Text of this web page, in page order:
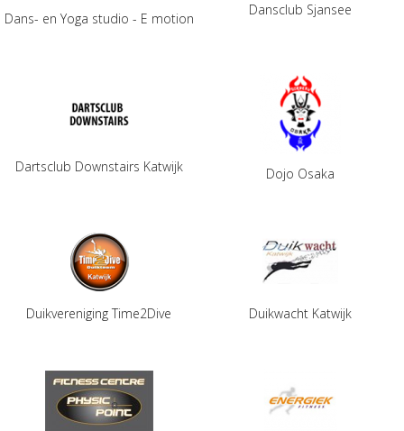
Dans- en Yoga studio - E motion
Dansclub Sjansee
Dartsclub Downstairs Katwijk Dojo Osaka
Duikvereniging Time2Dive Duikwacht Katwijk